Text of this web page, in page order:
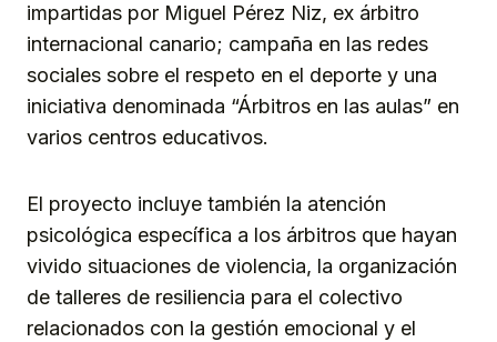
impartidas por Miguel Pérez Niz, ex árbitro
internacional canario; campaña en las redes
sociales sobre el respeto en el deporte y una
iniciativa denominada “Árbitros en las aulas” en
varios centros educativos.
El proyecto incluye también la atención
psicológica específica a los árbitros que hayan
vivido situaciones de violencia, la organización
de talleres de resiliencia para el colectivo
relacionados con la gestión emocional y el